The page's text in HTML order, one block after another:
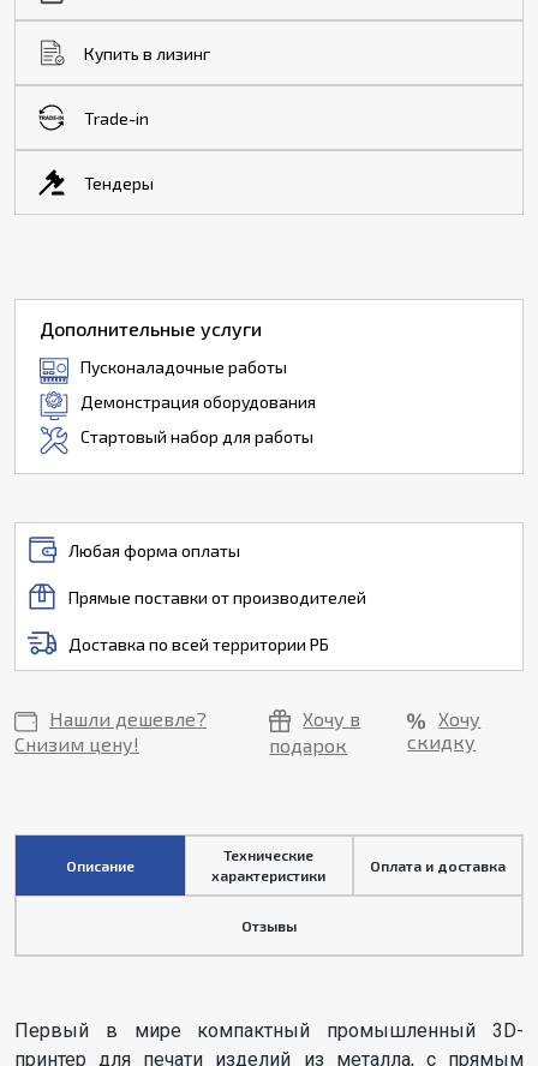
Купить в лизинг
Trade-in
Тендеры
Дополнительные услуги
Пусконаладочные работы
Демонстрация оборудования
Стартовый набор для работы
Любая форма оплаты
Прямые поставки от производителей
Доставка по всей территории РБ
Нашли дешевле?
Снизим цену!
Хочу в
подарок
Хочу
скидку
Описание
Технические
характеристики
Оплата и доставка
Отзывы
Первый в мире компактный промышленный 3D-
принтер для печати изделий из металла, с прямым